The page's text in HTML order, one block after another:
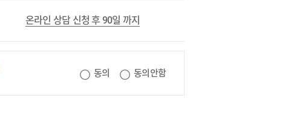
온라인 상담 신청 후 90일 까지
동의 동의안함